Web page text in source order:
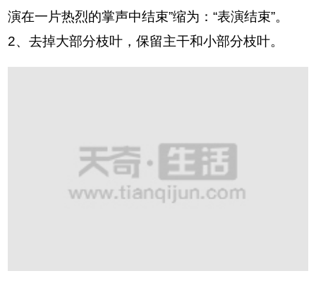
演在一片热烈的掌声中结束”缩为：“表演结束”。
2、去掉大部分枝叶，保留主干和小部分枝叶。